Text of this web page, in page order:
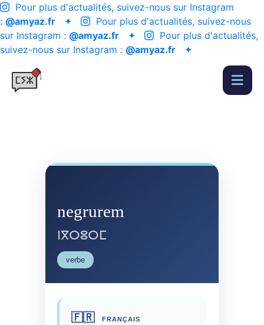
Pour plus d'actualités, suivez-nous sur Instagram
: @amyaz.fr ✦
Pour plus d'actualités, suivez-nous
sur Instagram : @amyaz.fr ✦
Pour plus d'actualités,
suivez-nous sur Instagram : @amyaz.fr ✦
negrurem
ⵏⴳⵔⵓⵔⵎ
verbe
🇫🇷 FRANÇAIS